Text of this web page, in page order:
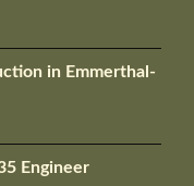
in Emmerthal-
Engineer